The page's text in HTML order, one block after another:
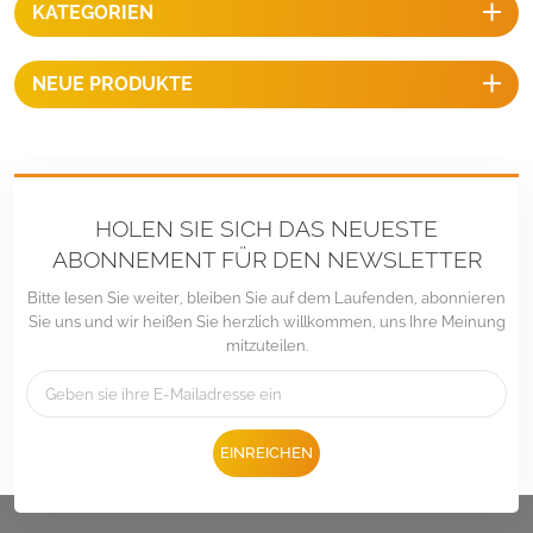
Solarmontagelösung für Ihr
Haus und Gebäude. Sie sind
einfach zu montieren und zu
wettbewerbsfähigen Preisen
erhältlich.
KATEGORIEN
NEUE PRODUKTE
HOLEN SIE SICH DAS NEUESTE
ABONNEMENT FÜR DEN NEWSLETTER
Bitte lesen Sie weiter, bleiben Sie auf dem Laufenden, abonnieren
Sie uns und wir heißen Sie herzlich willkommen, uns Ihre Meinung
mitzuteilen.
EINREICHEN